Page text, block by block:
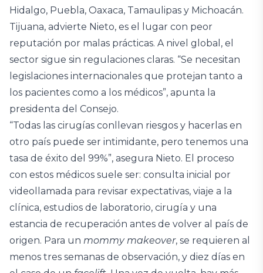
Hidalgo, Puebla, Oaxaca, Tamaulipas y Michoacán.
Tijuana, advierte Nieto, es el lugar con peor
reputación por malas prácticas. A nivel global, el
sector sigue sin regulaciones claras. “Se necesitan
legislaciones internacionales que protejan tanto a
los pacientes como a los médicos”, apunta la
presidenta del Consejo.
“Todas las cirugías conllevan riesgos y hacerlas en
otro país puede ser intimidante, pero tenemos una
tasa de éxito del 99%”, asegura Nieto. El proceso
con estos médicos suele ser: consulta inicial por
videollamada para revisar expectativas, viaje a la
clínica, estudios de laboratorio, cirugía y una
estancia de recuperación antes de volver al país de
origen. Para un mommy makeover, se requieren al
menos tres semanas de observación, y diez días en